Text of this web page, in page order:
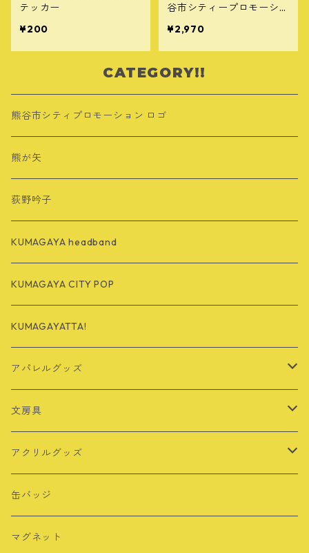
テッカー
¥200
谷市シティープロモーショ
¥2,970
CATEGORY!!
熊谷市シティプロモーション ロゴ
熊が矢
荻野吟子
KUMAGAYA headband
KUMAGAYA CITY POP
KUMAGAYATTA!
アパレルグッズ
Tシャツ
バッグ
その他
ロングTシャツ
文房具
定規
シール・ステッカー
ポストカード
アクリルグッズ
キーホルダー
アクリルスタンド
缶バッジ
マグネット